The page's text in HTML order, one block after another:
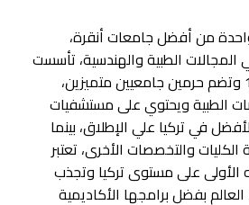
من أفضل جامعات أنقرة،
الطبية والهندسية، تأسست
الجامعة في عام 1967 وتضم حرمين جامعيين متميزين،
الطبية ويحتوي على مستشفيات
في تركيا علي الإطلاق، بينما
والتخصصات الأخرى، تعتبر
على مستوى تركيا وتجذب
بفضل برامجها الأكاديمية